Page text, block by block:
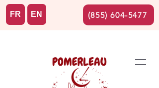
FR EN (855) 604-5477